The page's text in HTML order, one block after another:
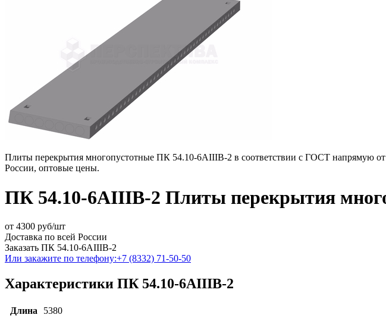
Плиты перекрытия многопустотные ПК 54.10-6АIIIВ-2 в соответствии с ГОСТ напрямую от
России, оптовые цены.
ПК 54.10-6АIIIВ-2 Плиты перекрытия
от 4300 руб/шт
Доставка по всей России
Заказать ПК 54.10-6АIIIВ-2
Или закажите по телефону:+7 (8332) 71-50-50
Характеристики ПК 54.10-6АIIIВ-2
Длина
5380